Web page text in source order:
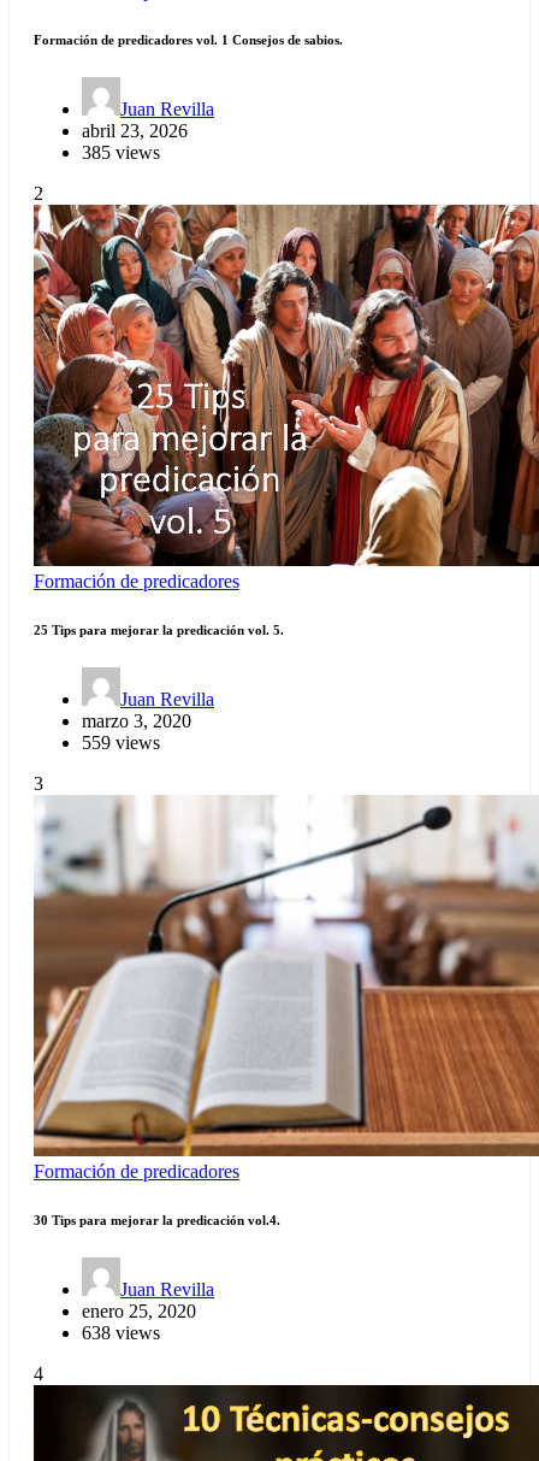
Formación de predicadores vol. 1 Consejos de sabios.
Juan Revilla
abril 23, 2026
385 views
2
Formación de predicadores
25 Tips para mejorar la predicación vol. 5.
Juan Revilla
marzo 3, 2020
559 views
3
Formación de predicadores
30 Tips para mejorar la predicación vol.4.
Juan Revilla
enero 25, 2020
638 views
4